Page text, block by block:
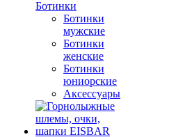
Ботинки
Ботинки
мужские
Ботинки
женские
Ботинки
юниорские
Аксессуары